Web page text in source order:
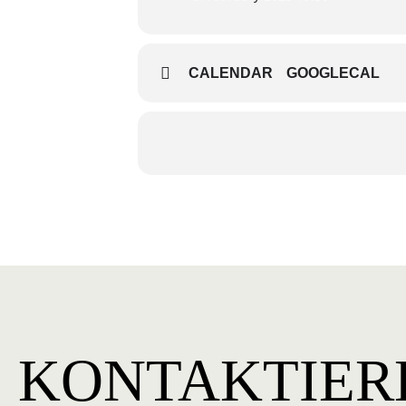
CALENDAR GOOGLECAL